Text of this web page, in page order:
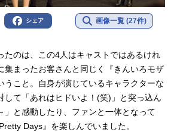
シェア 画像一覧 (27件)
のは、この4人はキャストではあるけれ
集まったお客さんと同じく『きんいろモザ
うこと。自身が演じているキャラクターな
して「あれはヒドいよ！(笑)」と突っ込ん
」と感動したり、ファンと一体となって
Days』を楽しんでいました。